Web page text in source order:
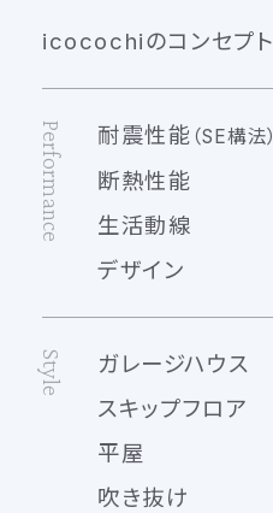
icocochiのコンセプト
Performance 耐震性能 （SE構法）
断熱性能
生活動線
デザイン
Style
ガレージハウス
スキップフロア
平屋
吹き抜け